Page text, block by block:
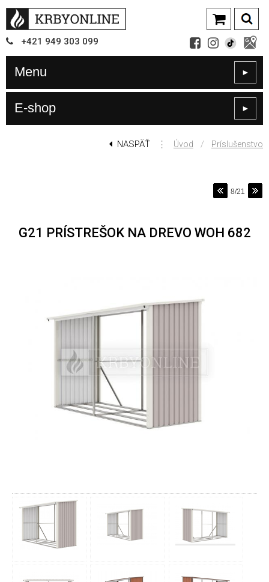
+421 949 303 099
Menu ►
E-shop ►
NASPÄŤ ⋮ Úvod / Príslušenstvo
8/21
G21 PRÍSTREŠOK NA DREVO WOH 682